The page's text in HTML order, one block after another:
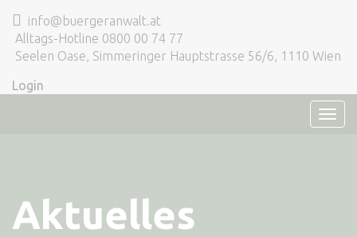
info@buergeranwalt.at
Alltags-Hotline 0800 00 74 77
Seelen Oase, Simmeringer Hauptstrasse 56/6, 1110 Wien
Login
Aktuelles